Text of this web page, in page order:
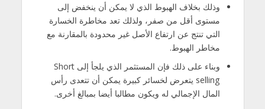
وذلك بخلاف الهبوط الذي لا يمكن أن ينخفض إلى
مستوى أقل من صفر، ولذلك تعد مخاطرة الخسارة
التي تنتج عن ارتفاع الأصل غير محدودة بالمقارنة مع
مخاطر الهبوط.
وبناء على ذلك فإن المستثمر الذي يلجأ إلى Short
selling يتعرض لخسائر كبيرة يمكن أن تتعدى رأس
المال الإجمالي له ويكون مطالبا أيضا بمبالغ أخرى.